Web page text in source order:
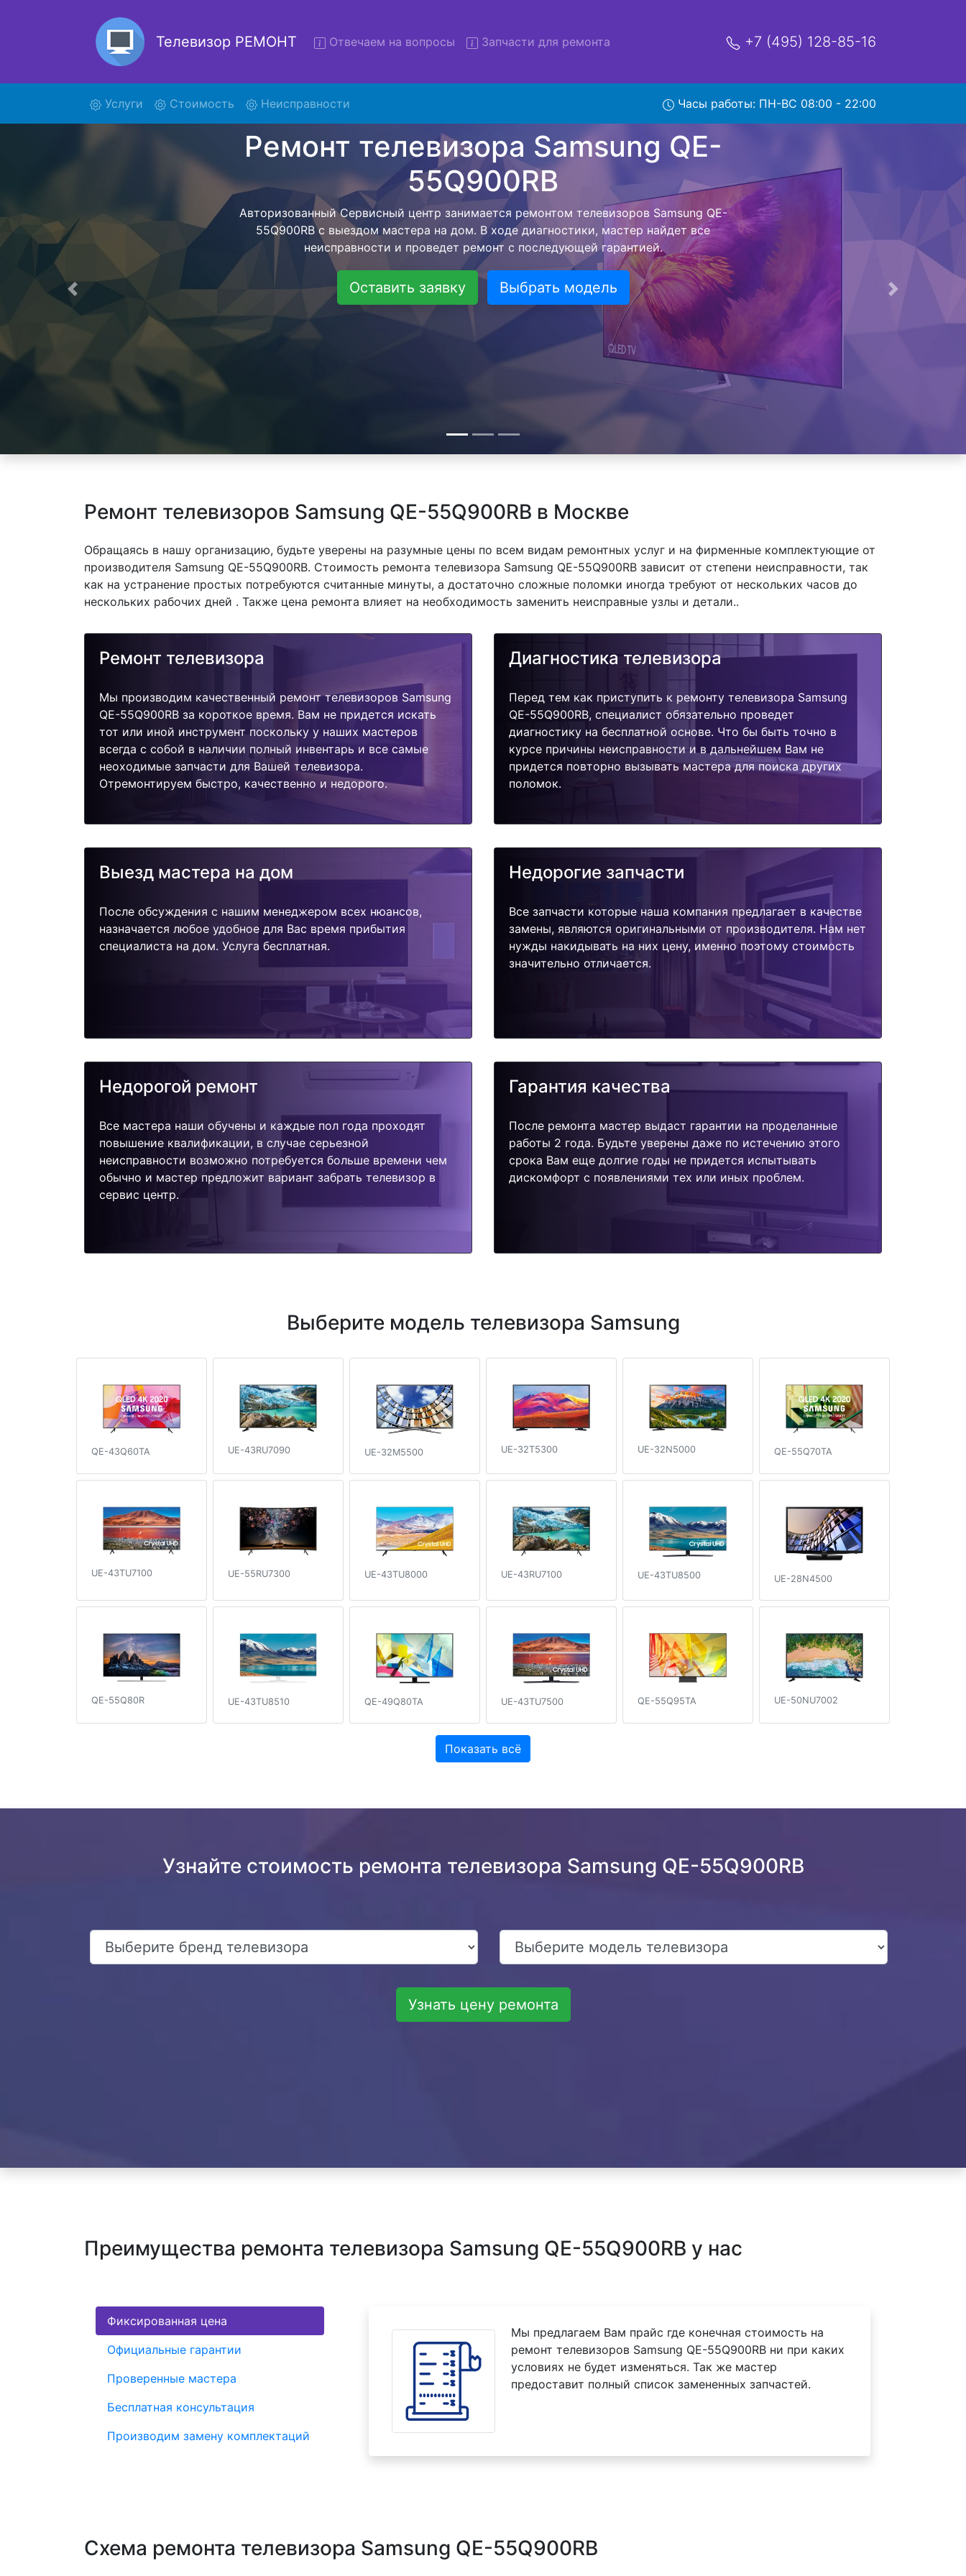
Телевизор РЕМОНТ Отвечаем на вопросы Запчасти для ремонта +7 (495) 128-85-16
Услуги (current)Стоимость Неисправности Часы работы: ПН-ВС 08:00 - 22:00
Ремонт телевизоров Samsung QE-
55Q900RB с вывозом в сервис
Ремонт телевизоров Samsung QE-55Q900RB с вывозом в сервисный центр и
обратно - с помощью нашей бесплатной услуги, специалист заберет Ваш телевизор
для дальнейшего более детального ремонта. Оговоренная стоимость ремонта
останется неизменно при возвращении видеотехники обратно.
Оставить заявку Выбрать модель
Предыдущая Следующая
Ремонт телевизоров Samsung QE-55Q900RB в Москве
Обращаясь в нашу организацию, будьте уверены на разумные цены по всем видам ремонтных услуг и на фирменные комплектующие от
производителя Samsung QE-55Q900RB. Стоимость ремонта телевизора Samsung QE-55Q900RB зависит от степени неисправности, так
как на устранение простых потребуются считанные минуты, а достаточно сложные поломки иногда требуют от нескольких часов до
нескольких рабочих дней . Также цена ремонта влияет на необходимость заменить неисправные узлы и детали..
Ремонт телевизора
Мы производим качественный ремонт телевизоров Samsung
QE-55Q900RB за короткое время. Вам не придется искать
тот или иной инструмент поскольку у наших мастеров
всегда с собой в наличии полный инвентарь и все самые
неоходимые запчасти для Вашей телевизора.
Отремонтируем быстро, качественно и недорого.
Диагностика телевизора
Перед тем как приступить к ремонту телевизора Samsung
QE-55Q900RB, специалист обязательно проведет
диагностику на бесплатной основе. Что бы быть точно в
курсе причины неисправности и в дальнейшем Вам не
придется повторно вызывать мастера для поиска других
поломок.
Выезд мастера на дом
После обсуждения с нашим менеджером всех нюансов,
назначается любое удобное для Вас время прибытия
специалиста на дом. Услуга бесплатная.
Недорогие запчасти
Все запчасти которые наша компания предлагает в качестве
замены, являются оригинальными от производителя. Нам нет
нужды накидывать на них цену, именно поэтому стоимость
значительно отличается.
Недорогой ремонт
Все мастера наши обучены и каждые пол года проходят
повышение квалификации, в случае серьезной
неисправности возможно потребуется больше времени чем
обычно и мастер предложит вариант забрать телевизор в
сервис центр.
Гарантия качества
После ремонта мастер выдаст гарантии на проделанные
работы 2 года. Будьте уверены даже по истечению этого
срока Вам еще долгие годы не придется испытывать
дискомфорт с появлениями тех или иных проблем.
Выберите модель телевизора Samsung
QE-43Q60TA UE-43RU7090 UE-32M5500 UE-32T5300 UE-32N5000 QE-55Q70TA
UE-43TU7100 UE-55RU7300 UE-43TU8000 UE-43RU7100 UE-43TU8500 UE-28N4500
QE-55Q80R UE-43TU8510 QE-49Q80TA UE-43TU7500 QE-55Q95TA UE-50NU7002
Показать всё
Узнайте стоимость ремонта телевизора Samsung QE-55Q900RB
Узнать цену ремонта
Преимущества ремонта телевизора Samsung QE-55Q900RB у нас
Фиксированная цена
Официальные гарантии
Проверенные мастера
Бесплатная консультация
Производим замену комплектаций
Мы предлагаем Вам прайс где конечная стоимость на
ремонт телевизоров Samsung QE-55Q900RB ни при каких
условиях не будет изменяться. Так же мастер
предоставит полный список замененных запчастей.
Схема ремонта телевизора Samsung QE-55Q900RB